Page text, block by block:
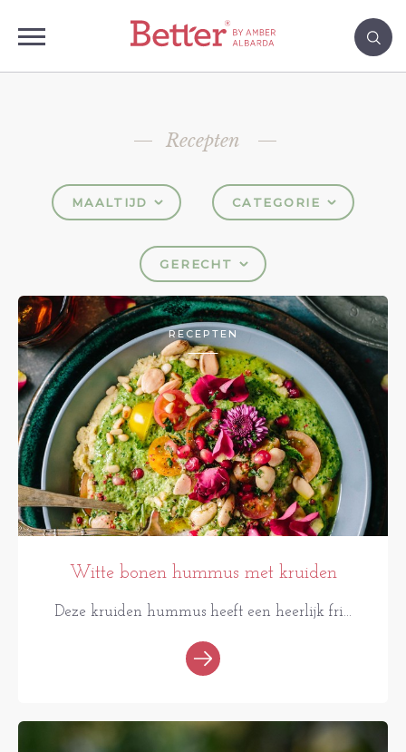
Recepten
MAALTIJD CATEGORIE
GERECHT
RECEPTEN
Witte bonen hummus met kruiden
Deze kruiden hummus heeft een heerlijk fri...